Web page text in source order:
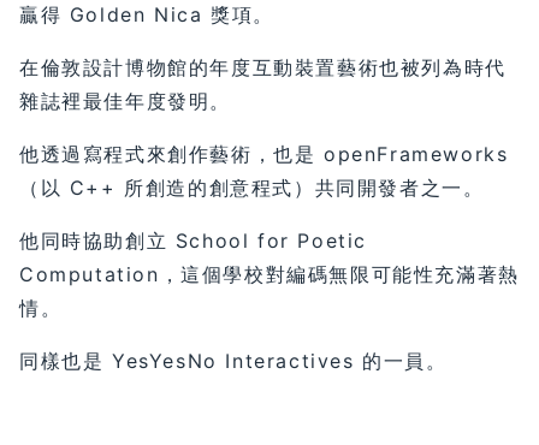
贏得 Golden Nica 獎項。
在倫敦設計博物館的年度互動裝置藝術也被列為時代
雜誌裡最佳年度發明。
他透過寫程式來創作藝術，也是 openFrameworks
（以 C++ 所創造的創意程式）共同開發者之一。
他同時協助創立 School for Poetic
Computation，這個學校對編碼無限可能性充滿著熱
情。
同樣也是 YesYesNo Interactives 的一員。